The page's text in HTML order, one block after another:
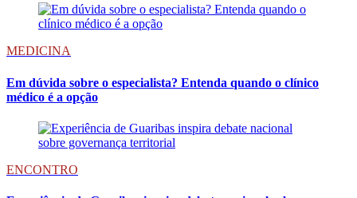
MEDICINA
Em dúvida sobre o especialista? Entenda quando o clínico
médico é a opção
ENCONTRO